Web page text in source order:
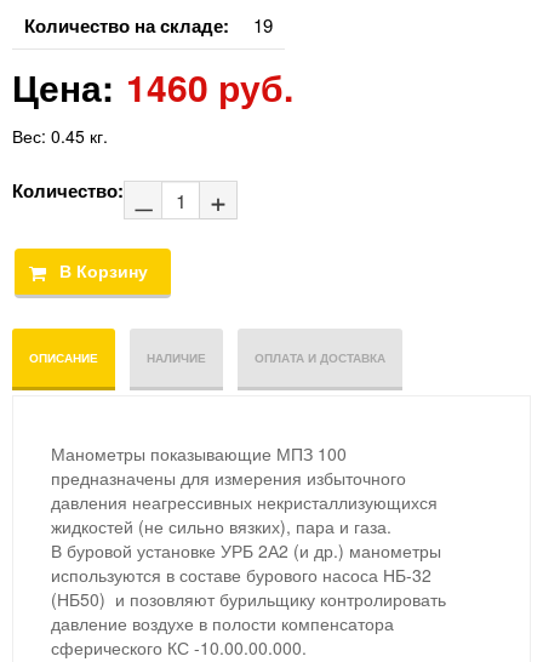
Количество на складе: 19
Цена: 1460 руб.
Вес: 0.45 кг.
Количество:
ОПИСАНИЕ НАЛИЧИЕ ОПЛАТА И ДОСТАВКА
Манометры показывающие МПЗ 100
предназначены для измерения избыточного
давления неагрессивных некристаллизующихся
жидкостей (не сильно вязких), пара и газа.
В буровой установке УРБ 2А2 (и др.) манометры
используются в составе бурового насоса НБ-32
(НБ50) и позовляют бурильщику контролировать
давление воздухе в полости компенсатора
сферического КС -10.00.00.000.